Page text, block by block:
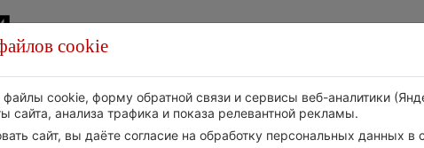
cookie
файлы cookie, форму обратной связи и сервисы веб-аналитики
сайта, анализа трафика и показа релевантной рекламы.
сайт, вы даёте согласие на обработку персональных данных в